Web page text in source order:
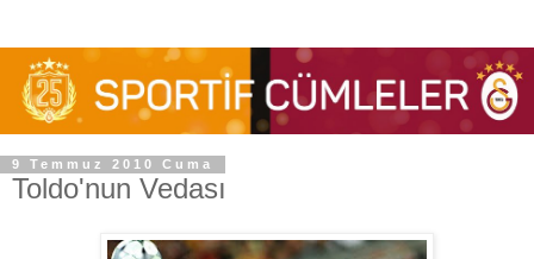
9 Temmuz 2010 Cuma
Toldo'nun Vedası